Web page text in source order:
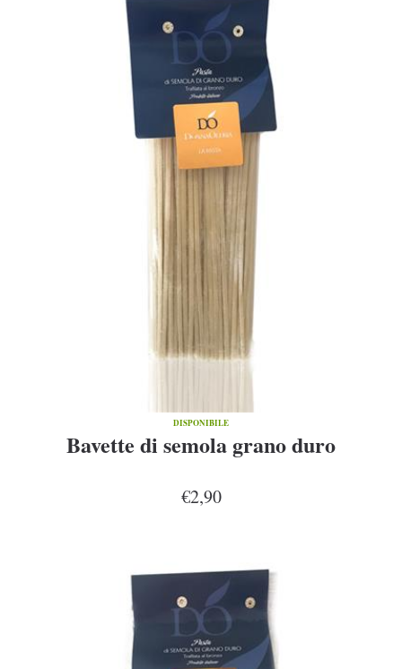
DISPONIBILE
Bavette di semola grano duro
€2,90